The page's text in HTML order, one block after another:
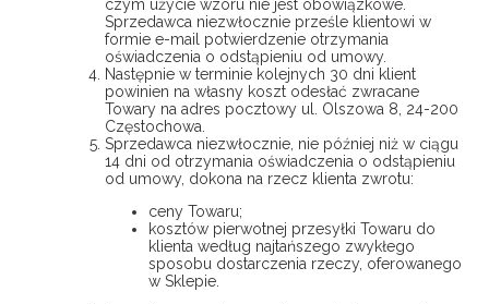
czym użycie wzoru nie jest obowiązkowe.
Sprzedawca niezwłocznie prześle klientowi w
formie e-mail potwierdzenie otrzymania
oświadczenia o odstąpieniu od umowy.
Następnie w terminie kolejnych 30 dni klient
powinien na własny koszt odesłać zwracane
Towary na adres pocztowy ul. Olszowa 8, 24-200
Częstochowa.
Sprzedawca niezwłocznie, nie później niż w ciągu
14 dni od otrzymania oświadczenia o odstąpieniu
od umowy, dokona na rzecz klienta zwrotu:
ceny Towaru;
kosztów pierwotnej przesyłki Towaru do
klienta według najtańszego zwykłego
sposobu dostarczenia rzeczy, oferowanego
w Sklepie.